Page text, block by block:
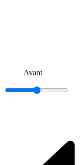
Avant